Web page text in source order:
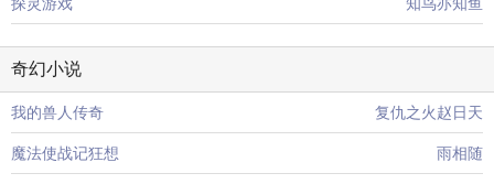
奇幻小说
我的兽人传奇 复仇之火赵日天
魔法使战记狂想 雨相随